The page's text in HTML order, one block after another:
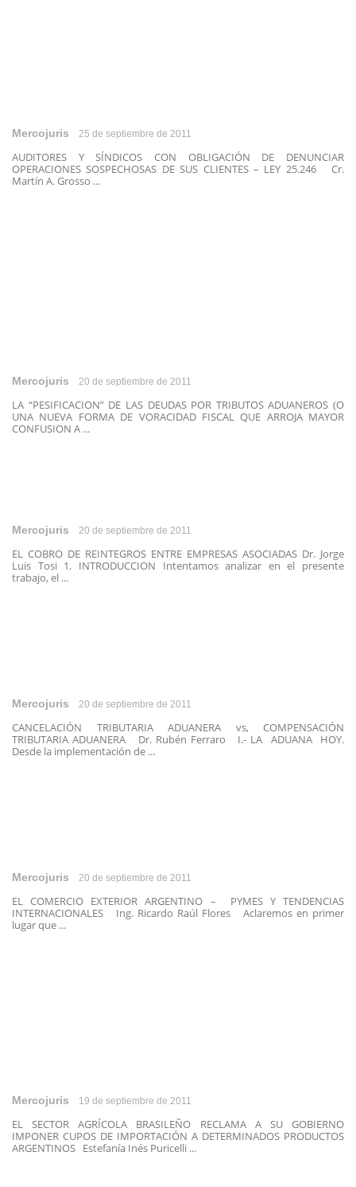
Mercojuris 25 de septiembre de 2011
AUDITORES Y SÍNDICOS CON OBLIGACIÓN DE DENUNCIAR
OPERACIONES SOSPECHOSAS DE SUS CLIENTES – LEY 25.246 Cr.
Martín A. Grosso ...
Mercojuris 20 de septiembre de 2011
LA “PESIFICACION” DE LAS DEUDAS POR TRIBUTOS ADUANEROS (O
UNA NUEVA FORMA DE VORACIDAD FISCAL QUE ARROJA MAYOR
CONFUSION A ...
Mercojuris 20 de septiembre de 2011
EL COBRO DE REINTEGROS ENTRE EMPRESAS ASOCIADAS Dr. Jorge
Luis Tosi 1. INTRODUCCION Intentamos analizar en el presente
trabajo, el ...
Mercojuris 20 de septiembre de 2011
CANCELACIÓN TRIBUTARIA ADUANERA vs, COMPENSACIÓN
TRIBUTARIA ADUANERA Dr. Rubén Ferraro I.- LA ADUANA HOY.
Desde la implementación de ...
Mercojuris 20 de septiembre de 2011
EL COMERCIO EXTERIOR ARGENTINO – PYMES Y TENDENCIAS
INTERNACIONALES Ing. Ricardo Raúl Flores Aclaremos en primer
lugar que ...
Mercojuris 19 de septiembre de 2011
EL SECTOR AGRÍCOLA BRASILEÑO RECLAMA A SU GOBIERNO
IMPONER CUPOS DE IMPORTACIÓN A DETERMINADOS PRODUCTOS
ARGENTINOS Estefanía Inés Puricelli ...